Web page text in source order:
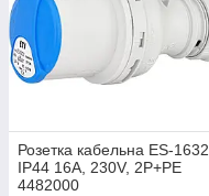
Розетка кабельна ES-1632
IP44 16A, 230V, 2P+PE
4482000